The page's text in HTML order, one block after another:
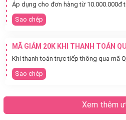
Áp dụng cho đơn hàng từ 10.000.000đ
Sao chép
MÃ GIẢM 20K KHI THANH TOÁN
Khi thanh toán trực tiếp thông qua mã
Sao chép
Xem thêm